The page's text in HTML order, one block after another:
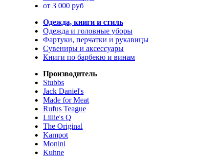
от 3 000 руб
Одежда, книги и стиль
Одежда и головные уборы
Фартуки, перчатки и рукавицы
Сувениры и аксессуары
Книги по барбекю и винам
Производитель
Stubbs
Jack Daniel's
Made for Meat
Rufus Teague
Lillie's Q
The Original
Kampot
Monini
Kuhne